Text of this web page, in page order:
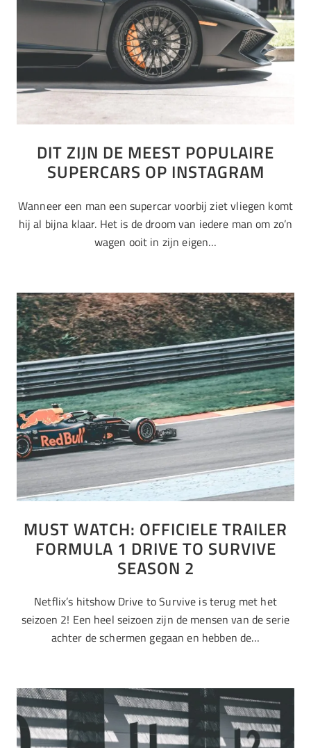
DIT ZIJN DE MEEST POPULAIRE
SUPERCARS OP INSTAGRAM
Wanneer een man een supercar voorbij ziet vliegen komt
hij al bijna klaar. Het is de droom van iedere man om zo’n
wagen ooit in zijn eigen…
MUST WATCH: OFFICIELE TRAILER
FORMULA 1 DRIVE TO SURVIVE
SEASON 2
Netflix’s hitshow Drive to Survive is terug met het
seizoen 2! Een heel seizoen zijn de mensen van de serie
achter de schermen gegaan en hebben de…